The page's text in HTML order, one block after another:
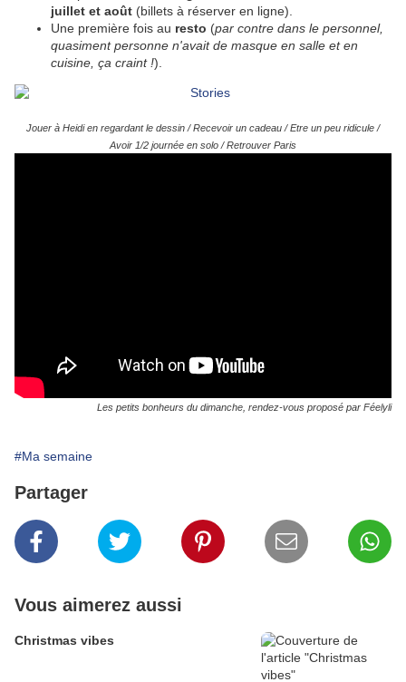
juillet et août (billets à réserver en ligne).
Une première fois au resto (par contre dans le personnel,
quasiment personne n'avait de masque en salle et en
cuisine, ça craint !).
Jouer à Heidi en regardant le dessin / Recevoir un cadeau / Etre un peu ridicule /
Avoir 1/2 journée en solo / Retrouver Paris
Les petits bonheurs du dimanche, rendez-vous proposé par Féelyli
#Ma semaine
Partager
Vous aimerez aussi
Christmas vibes